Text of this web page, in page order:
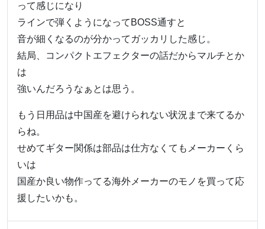
って感じになり
ラインで弾くようになってBOSS通すと
音が細くなるのが分かってガッカリした感じ。
結局、コンパクトエフェクターの話だからマルチとか
は
強いんだろうなぁとは思う。
もう日用品は中国産を避けられない状況まで来てるか
らね。
せめてギター関係は部品は仕方なくてもメーカーくら
いは
国産か良い物作ってる海外メーカーのモノを買って応
援したいかも。